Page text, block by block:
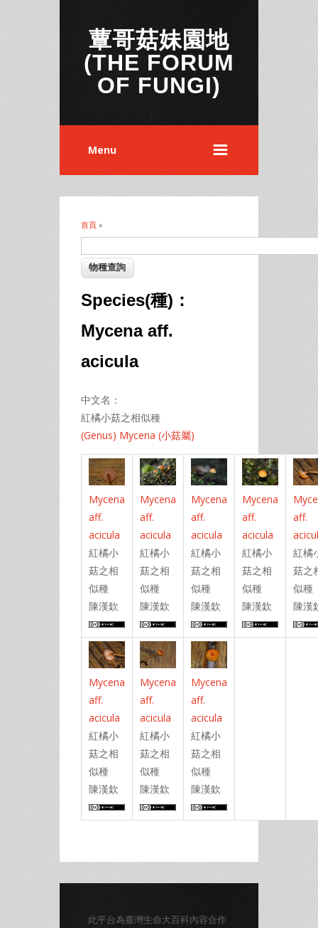
蕈哥菇妹園地
(THE FORUM
OF FUNGI)
Menu
您在這裡
首頁 »
Species(種)：
Mycenaaff.
acicula
中文名：
紅橘小菇之相似種
(Genus) Mycena (小菇屬)
Mycena
aff.
acicula
紅橘小
菇之相
似種
陳漢欽
Mycena
aff.
acicula
紅橘小
菇之相
似種
陳漢欽
Mycena
aff.
acicula
紅橘小
菇之相
似種
陳漢欽
Mycena
aff.
acicula
紅橘小
菇之相
似種
陳漢欽
aff.
紅橘
菇之
似種
陳漢
Mycena
aff.
acicula
紅橘小
菇之相
似種
陳漢欽
Mycena
aff.
acicula
紅橘小
菇之相
似種
陳漢欽
Mycena
aff.
acicula
紅橘小
菇之相
似種
陳漢欽
此平台為臺灣生命大百科內容合作